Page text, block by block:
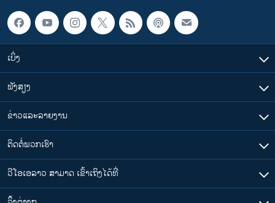
ເບິ່ງ
ຟັງສຽງ
ຂ່າວແລະລາຍງານ
ຕິດຕໍ່ພວກເຮົາ
ວີໂອເອລາວ ສາມາດ ເຂົ້າເຖິງໄດ້ທີ່